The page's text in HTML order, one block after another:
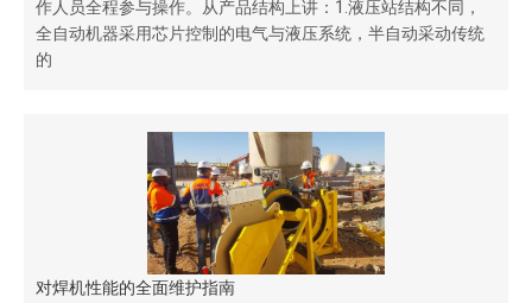
作人员全程参与操作。从产品结构上讲：1.液压站结构不同，
全自动机器采用芯片控制的电气与液压系统，半自动采动传统
的
对焊机性能的全面维护指南